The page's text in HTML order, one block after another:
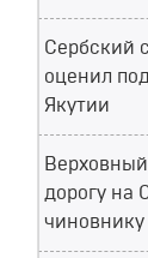
Сербский
оценил
Якутии
дорогу на
чиновнику